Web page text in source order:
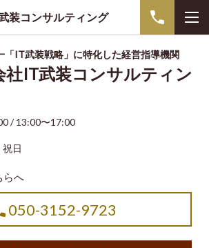
装コンサルティング
「IT武装戦略」に特化した経営指導機関
社IT武装コンサルティン
/ 13:00〜17:00
日
らへ
050-3152-9723